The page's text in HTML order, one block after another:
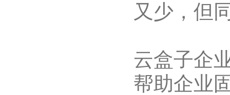
又少，但
云盒子企
帮助企业